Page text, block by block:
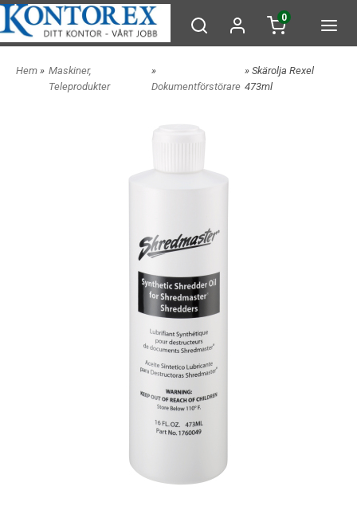
0
Hem » Maskiner,
Teleprodukter
»
Dokumentförstörare
» Skärolja Rexel
473ml